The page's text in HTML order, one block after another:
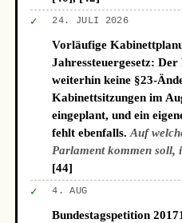
✓ 24. JULI 2026
Vorläufige
Jahressteuergesetz:
weiterhin keine §23-
Kabinettsitzungen im
eingeplant, und ein
fehlt ebenfalls.Auf
Parlament kommen soll,
[44]
✓ 4. AUG
Bundestagspetition